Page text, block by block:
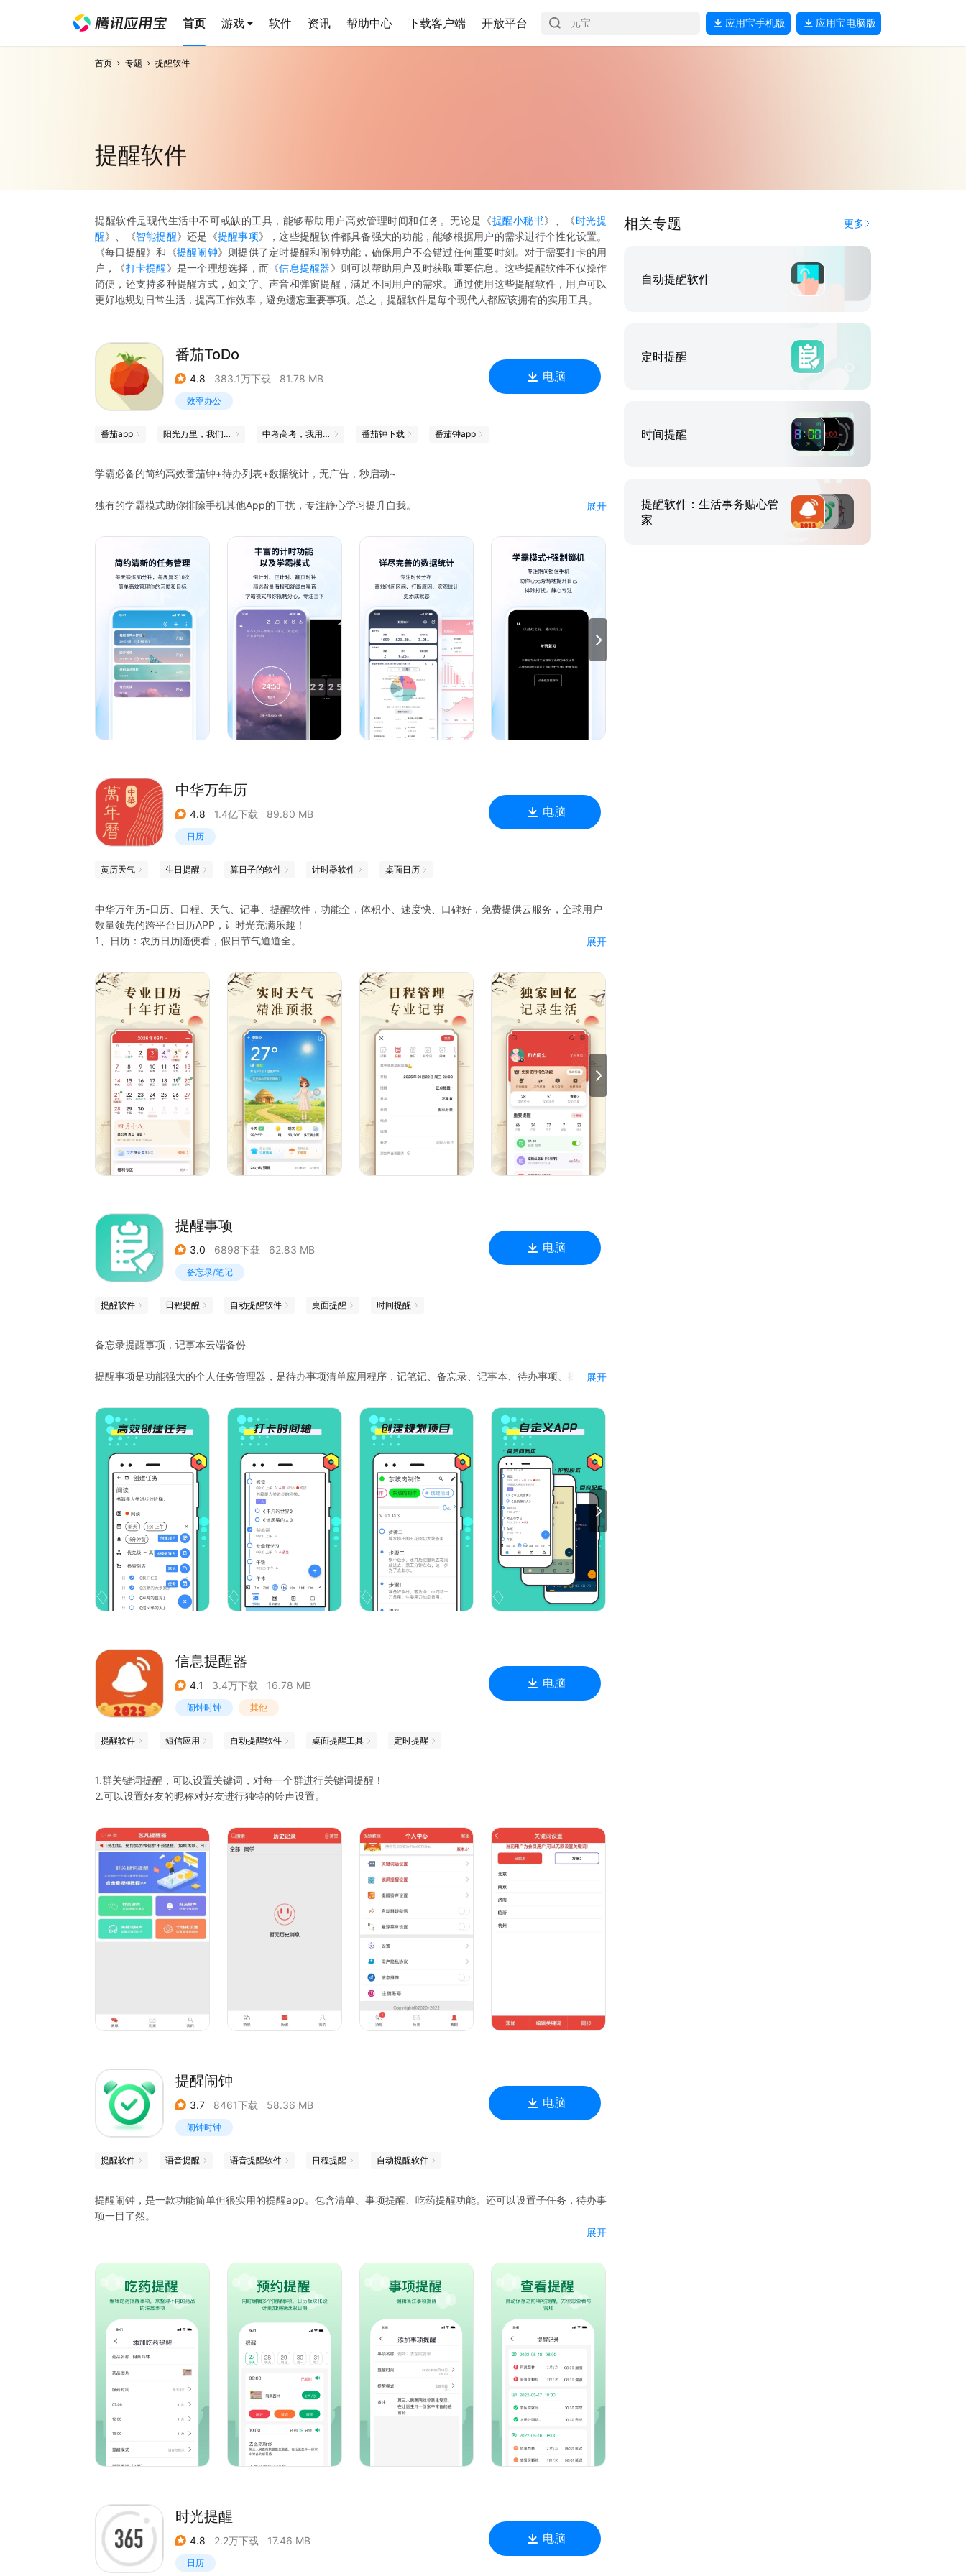
首页 游戏 软件 资讯 帮助中心 下载客户端 开放平台 应用宝手机版 应用宝电脑版
首页 专题 提醒软件
提醒软件
提醒软件是现代生活中不可或缺的工具，能够帮助用户高效管理时间和任务。无论是《提醒小秘书》、《时光提
醒》、《智能提醒》还是《提醒事项》，这些提醒软件都具备强大的功能，能够根据用户的需求进行个性化设置。
《每日提醒》和《提醒闹钟》则提供了定时提醒和闹钟功能，确保用户不会错过任何重要时刻。对于需要打卡的用
户，《打卡提醒》是一个理想选择，而《信息提醒器》则可以帮助用户及时获取重要信息。这些提醒软件不仅操作
简便，还支持多种提醒方式，如文字、声音和弹窗提醒，满足不同用户的需求。通过使用这些提醒软件，用户可以
更好地规划日常生活，提高工作效率，避免遗忘重要事项。总之，提醒软件是每个现代人都应该拥有的实用工具。
番茄ToDo
4.8 383.1万下载 81.78 MB
效率办公
电脑
番茄app 阳光万里，我们一定能上岸！ 中考高考，我用它过关 番茄钟下载 番茄钟app
学霸必备的简约高效番茄钟+待办列表+数据统计，无广告，秒启动~
独有的学霸模式助你排除手机其他App的干扰，专注静心学习提升自我。
功能完备：待办清单，番茄钟，重复选项，到点提醒，工作数据分析展示，云端同步，个性化设置（背景音，背景
色，番茄时间，休息时间）等等功能一应俱全，只为认真生活的你。
极简风：界面简洁美观，操作逻辑清晰简单，学习成本为0。优化大部分操作，以流畅的动画进行衔接，将操作过程
最简化。
番茄工作法（Pomodoro Technique）是一种时间管理法方法，在上世纪八十年代由Francesco Cirillo创立。该方法
使用一个定时器来分割出一个一般为25分钟的工作时间和5分钟的休息时间，而那些时间段被称为pomodori，为意
大利语单词 pomodoro 之复数。
就感并为未来的自我观察和改进提供原始数据。
处理：根据你的工作时长，安排设置最适合你的番茄钟长度
可视化：随时以图形方式直观查看最近一月完成情况
展开
中华万年历
4.8 1.4亿下载 89.80 MB
日历
电脑
黄历天气 生日提醒 算日子的软件 计时器软件 桌面日历
中华万年历-日历、日程、天气、记事、提醒软件，功能全，体积小、速度快、口碑好，免费提供云服务，全球用户
数量领先的跨平台日历APP，让时光充满乐趣！
1、日历：农历日历随便看，假日节气道道全。
3、个性阅读：新闻、亲子、情感、旅行、赛事…定制个人阅读口味，你在乎的，我们都懂；
4、生日、纪念日、倒数日：支持通讯录、社交网络上的重要日期一键导入；
5、记事：支持多次、周期性重复提醒，支持添加涂鸦、录音等信息；
6、云同步：支持手机、Pad、网页端实时同步；
7、私人定制：支持全屏半屏日历样式、多种主题皮肤。
【抱紧我们】
在线帮助：请在APP中点击「我的」-「设置」，通过「意见反馈」告诉我们。
客服电话：025-52883986（工作日09:00~18：00）
展开
提醒事项
3.0 6898下载 62.83 MB
备忘录/笔记
电脑
提醒软件 日程提醒 自动提醒软件 桌面提醒 时间提醒
备忘录提醒事项，记事本云端备份
提醒事项是功能强大的个人任务管理器，是待办事项清单应用程序，记笔记、备忘录、记事本、待办事项、提醒事
简单有效
用户界面保持简单有效，设计优雅，将帮助您整理想法和要做的事情
时间轴
专注于每天的时间表。笔记，任务，提醒，清单，待办事项列表–一切都集中在一处。追踪过去，整理现在并计划未
来，时间轴高度可定制，可以满足您的需求
- 云备份、云恢复
- 写笔记和任务
- 添加提醒，这样您就不会忘记重要的任务
- 每个用例的待办事项列表
- 组织工作和/或个人生活
- 使用自定义的时间表创建项目符号日志
- 每月提醒您支付账单，与亲朋好友保持联系
- 记下该出色项目的想法和计划。完善构想，在计划委员会中确定其优先级
- 设计未来2周的学习时间表
- 创建带有简单清单的购物清单，购物清单–添加，排序，完成
展开
信息提醒器
4.1 3.4万下载 16.78 MB
闹钟时钟 其他
电脑
提醒软件 短信应用 自动提醒软件 桌面提醒工具 定时提醒
1.群关键词提醒，可以设置关键词，对每一个群进行关键词提醒！
2.可以设置好友的昵称对好友进行独特的铃声设置。
提醒闹钟
3.7 8461下载 58.36 MB
闹钟时钟
电脑
提醒软件 语音提醒 语音提醒软件 日程提醒 自动提醒软件
提醒闹钟，是一款功能简单但很实用的提醒app。包含清单、事项提醒、吃药提醒功能。还可以设置子任务，待办事
项一目了然。
提醒：设置吃药和事项提醒功能，分类提醒，选择适合自己的
展开
时光提醒
4.8 2.2万下载 17.46 MB
日历
电脑
相关专题 更多
自动提醒软件
定时提醒
时间提醒
提醒软件：生活事务贴心管
家